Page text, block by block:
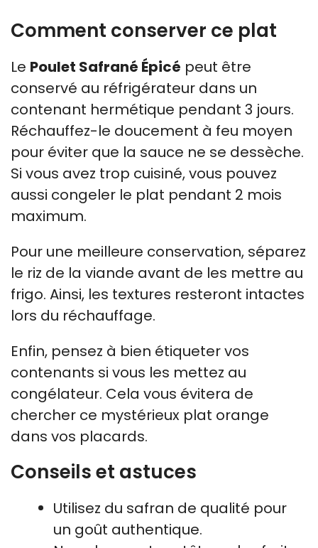
Comment conserver ce plat
Le Poulet Safrané Épicé peut être
conservé au réfrigérateur dans un
contenant hermétique pendant 3 jours.
Réchauffez-le doucement à feu moyen
pour éviter que la sauce ne se dessèche.
Si vous avez trop cuisiné, vous pouvez
aussi congeler le plat pendant 2 mois
maximum.
Pour une meilleure conservation, séparez
le riz de la viande avant de les mettre au
frigo. Ainsi, les textures resteront intactes
lors du réchauffage.
Enfin, pensez à bien étiqueter vos
contenants si vous les mettez au
congélateur. Cela vous évitera de
chercher ce mystérieux plat orange
dans vos placards.
Conseils et astuces
Utilisez du safran de qualité pour
un goût authentique.